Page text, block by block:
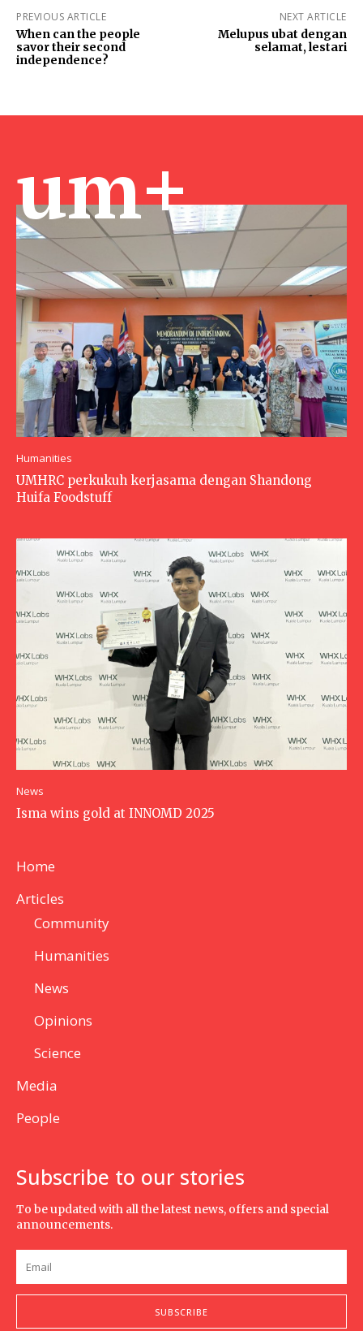
PREVIOUS ARTICLE
When can the people
savor their second
independence?
NEXT ARTICLE
Melupus ubat dengan
selamat, lestari
um+
Humanities
UMHRC perkukuh kerjasama dengan Shandong
Huifa Foodstuff
News
Isma wins gold at INNOMD 2025
Home
Articles
Community
Humanities
News
Opinions
Science
Media
People
Subscribe to our stories
To be updated with all the latest news, offers and special
announcements.
SUBSCRIBE